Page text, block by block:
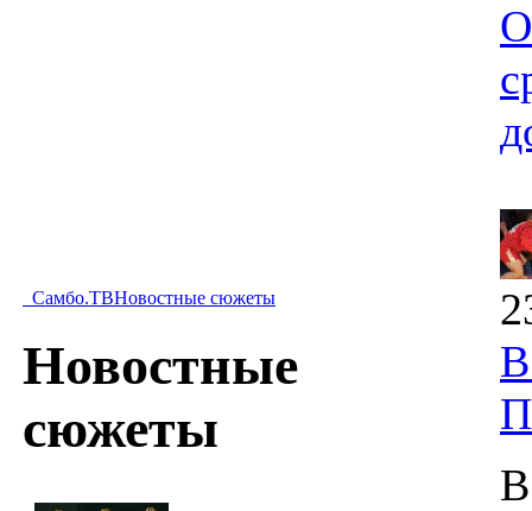
Самбо.ТВНовостные сюжеты
Новостные
сюжеты